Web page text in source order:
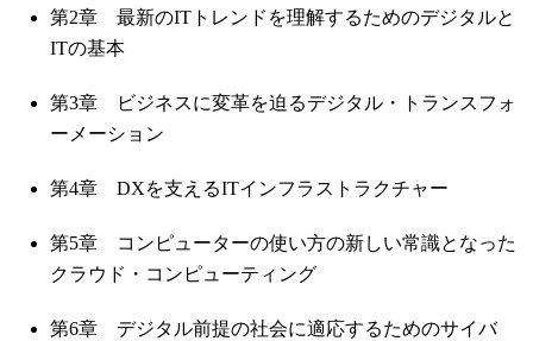
第2章 最新のITトレンドを理解するためのデジタルと
ITの基本
第3章 ビジネスに変革を迫るデジタル・トランスフォ
ーメーション
第4章 DXを支えるITインフラストラクチャー
第5章 コンピューターの使い方の新しい常識となった
クラウド・コンピューティング
第6章 デジタル前提の社会に適応するためのサイバ